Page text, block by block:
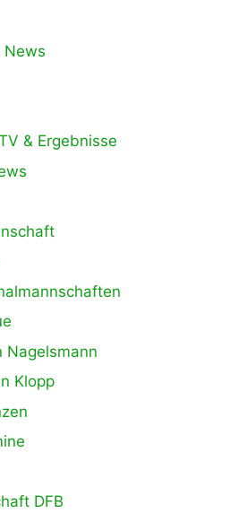
News
& Ergebnisse
Nagelsmann
Klopp
DFB